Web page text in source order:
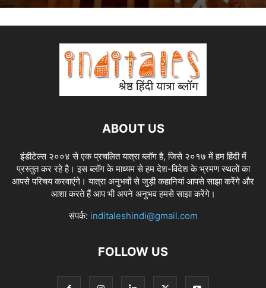
ABOUT US
इंडीटेल्स २००४ से एक प्रचलित यात्रा ब्लॉग है, जिसे २०१७ में हम हिंदी में
प्रस्तुत कर रहे है। इस ब्लॉग के माध्यम से हम देश-विदेश के भ्रमण स्थलों का
आपसे परिचय करवाएंगे। यात्रा अनुभवों से जुड़ी कहानियां आपसे साझा करेंगे और
आशा करते हैं आप भी अपने अनुभव हमसे साझा करेंगे।
संपर्क: inditaleshindi@gmail.com
FOLLOW US